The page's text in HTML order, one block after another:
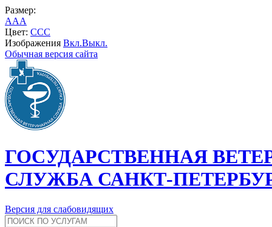
Размер:
AAA
Цвет: CCC
Изображения Вкл.Выкл.
Обычная версия сайта
ГОСУДАРСТВЕННАЯ
СЛУЖБА САНКТ-
Версия для слабовидящих